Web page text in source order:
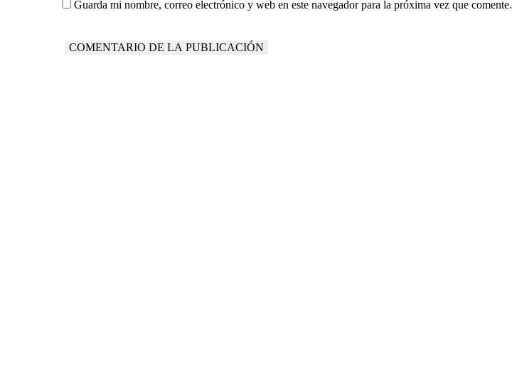
Guarda mi nombre, correo electrónico y web en este navegador para la próxima vez que comente.